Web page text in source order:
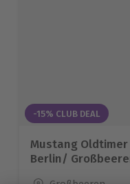
-15% CLUB DEAL
Mustang Oldtimer
Berlin/